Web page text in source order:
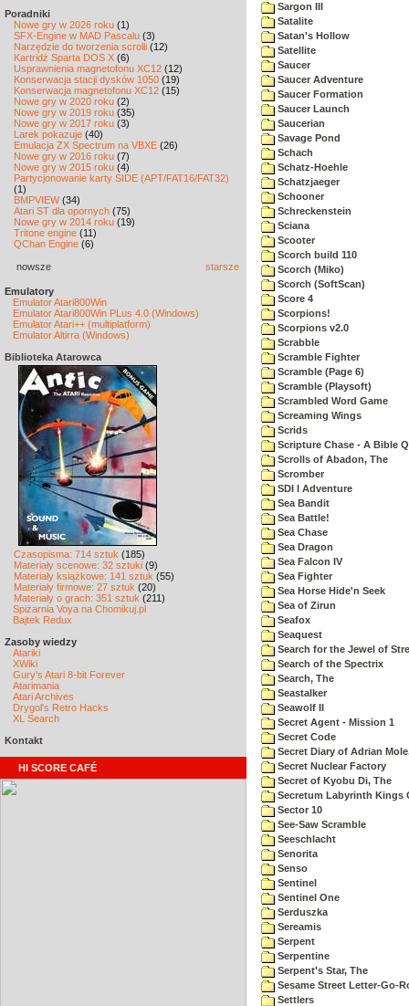
Poradniki
Nowe gry w 2026 roku (1)
SFX-Engine w MAD Pascalu (3)
Narzędzie do tworzenia scrolli (12)
Kartridż Sparta DOS X (6)
Usprawnienia magnetofonu XC12 (12)
Konserwacja stacji dysków 1050 (19)
Konserwacja magnetofonu XC12 (15)
Nowe gry w 2020 roku (2)
Nowe gry w 2019 roku (35)
Nowe gry w 2017 roku (3)
Larek pokazuje (40)
Emulacja ZX Spectrum na VBXE (26)
Nowe gry w 2016 roku (7)
Nowe gry w 2015 roku (4)
Partycjonowanie karty SIDE (APT/FAT16/FAT32)
(1)
BMPVIEW(34)
Atari ST dla opornych (75)
Nowe gry w 2014 roku (19)
Tritone engine (11)
QChan Engine (6)
nowsze starsze
Emulatory
Emulator Atari800Win
Emulator Atari800Win PLus 4.0 (Windows)
Emulator Atari++ (multiplatform)
Emulator Altirra (Windows)
Biblioteka Atarowca
Czasopisma: 714 sztuk (185)
Materiały scenowe: 32 sztuki (9)
Materiały książkowe: 141 sztuk (55)
Materiały firmowe: 27 sztuk (20)
Materiały o grach: 351 sztuk (211)
Spiżarnia Voya na Chomikuj.pl
Bajtek Redux
Zasoby wiedzy
Atariki
XWiki
Gury's Atari 8-bit Forever
Atarimania
Atari Archives
Drygol's Retro Hacks
XL Search
Kontakt
HI SCORE CAFÉ
Sargon III
Satalite
Satan's Hollow
Satellite
Saucer
Saucer Adventure
Saucer Formation
Saucer Launch
Saucerian
Savage Pond
Schach
Schatz-Hoehle
Schatzjaeger
Schooner
Schreckenstein
Sciana
Scooter
Scorch build 110
Scorch (Miko)
Scorch (SoftScan)
Score 4
Scorpions!
Scorpions v2.0
Scrabble
Scramble Fighter
Scramble (Page 6)
Scramble (Playsoft)
Scrambled Word Game
Screaming Wings
Scrids
Scripture Chase - A Bible
Scrolls of Abadon, The
Scromber
SDI I Adventure
Sea Bandit
Sea Battle!
Sea Chase
Sea Dragon
Sea Falcon IV
Sea Fighter
Sea Horse Hide'n Seek
Sea of Zirun
Seafox
Seaquest
Search for the Jewel of
Search of the Spectrix
Search, The
Seastalker
Seawolf II
Secret Agent - Mission 1
Secret Code
Secret Diary of Adrian
Secret Nuclear Factory
Secret of Kyobu Di, The
Secretum Labyrinth Kings
Sector 10
See-Saw Scramble
Seeschlacht
Senorita
Senso
Sentinel
Sentinel One
Serduszka
Sereamis
Serpent
Serpentine
Serpent's Star, The
Sesame Street Letter-Go-
Settlers